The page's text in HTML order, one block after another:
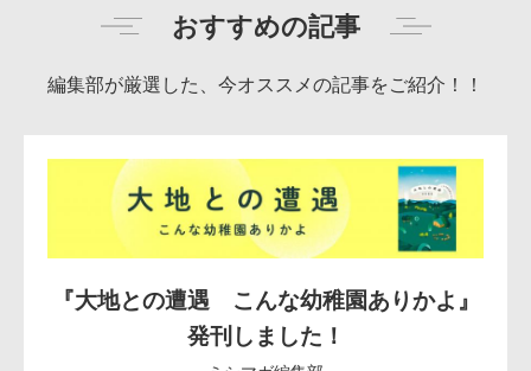
おすすめの記事
編集部が厳選した、今オススメの記事をご紹介！！
『大地との遭遇 こんな幼稚園ありかよ』
発刊しました！